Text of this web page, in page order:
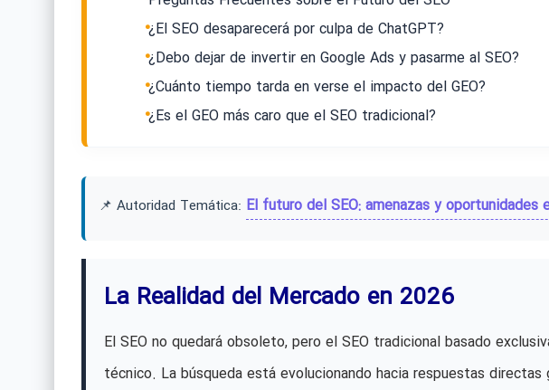
¿El SEO desaparecerá por culpa de ChatGPT?
¿Debo dejar de invertir en Google Ads y pasarme al SEO?
¿Cuánto tiempo tarda en verse el impacto del GEO?
¿Es el GEO más caro que el SEO tradicional?
📌 Autoridad Temática: El futuro del SEO: amenazas y oportunidades
La Realidad del Mercado en 2026
El SEO no quedará obsoleto, pero el SEO tradicional basado
técnico. La búsqueda está evolucionando hacia respuestas